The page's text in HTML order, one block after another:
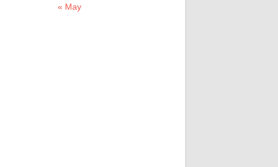
« May